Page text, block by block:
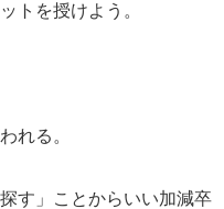
トを授けよう。
れる。
す」ことからいい加減卒